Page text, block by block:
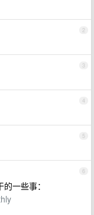
2
3
4
5
6
一些事：